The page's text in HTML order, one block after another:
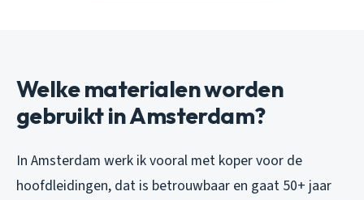
Welke materialen worden
gebruikt in Amsterdam?
In Amsterdam werk ik vooral met koper voor de
hoofdleidingen, dat is betrouwbaar en gaat 50+ jaar